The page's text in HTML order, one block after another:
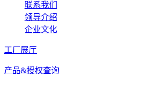
联系我们
领导介绍
企业文化
工厂展厅
产品&授权查询